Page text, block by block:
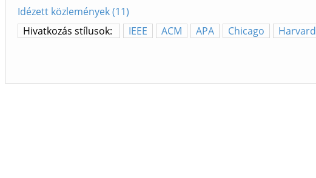
Idézett közlemények (11)
Hivatkozás stílusok:
IEEE ACM APA Chicago Harvard